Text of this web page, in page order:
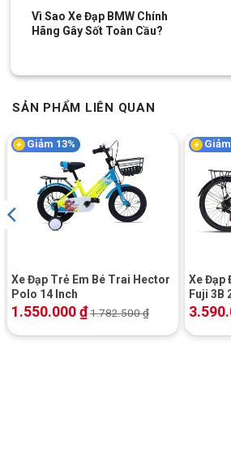
dẻo dai. Giúp các bé sử dụng sản
Lenjoy an toàn hơn.
yên xe đạp trẻ em 16 inch
Yên xe
Vì Sao Xe Đạp BMW Chính
Hãng Gây Sốt Toàn Cầu?
SẢN PHẨM LIÊN QUAN
Giảm 13%
Xe Đạp Trẻ Em Bé Trai Hector
Polo 14 Inch
1.550.000₫1.782.500₫
Xe Đạp
Fuji 3B